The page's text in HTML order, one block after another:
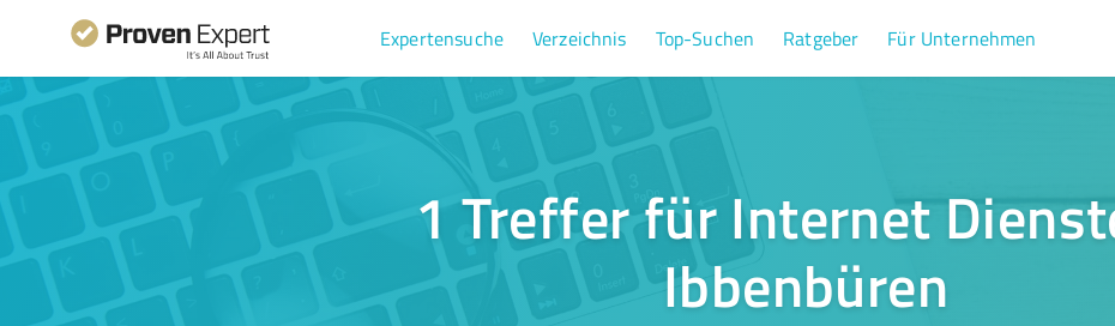
Expertensuche Verzeichnis Top-Suchen Ratgeber Für Unternehmen
1 Treffer für Internet
Ibbenbüren